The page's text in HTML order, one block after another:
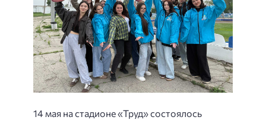
14 мая на стадионе «Труд» состоялось